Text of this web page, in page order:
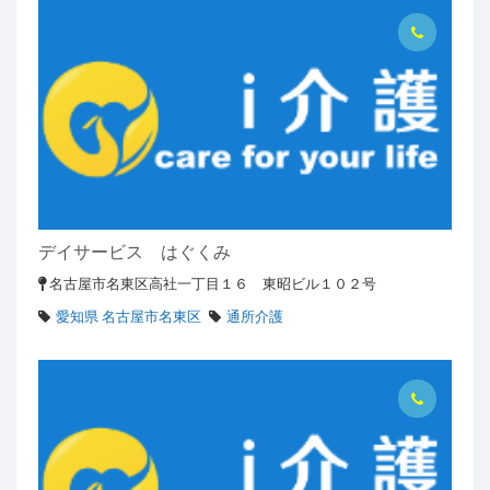
デイサービス はぐくみ
名古屋市名東区高社一丁目１６ 東昭ビル１０２号
愛知県 名古屋市名東区
通所介護